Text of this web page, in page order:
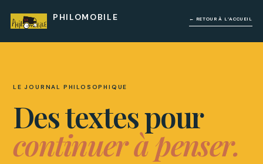
PHILOMOBILE ← RETOUR À L’ACCUEIL
LE JOURNAL PHILOSOPHIQUE
Des textes pour
continuer à penser.